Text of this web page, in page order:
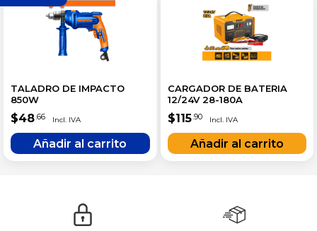
TALADRO DE IMPACTO
850W
$48.66
CARGADOR DE BATERIA
12/24V 28-180A
$115.90